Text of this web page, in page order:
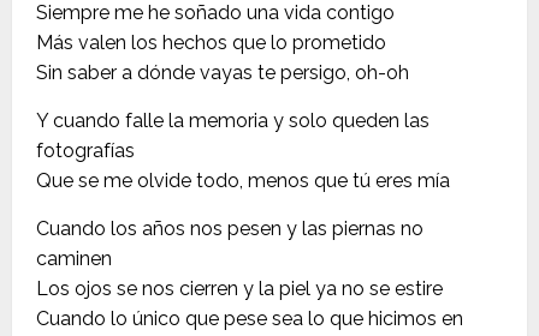
Siempre me he soñado una vida contigo
Más valen los hechos que lo prometido
Sin saber a dónde vayas te persigo, oh-oh
Y cuando falle la memoria y solo queden las
fotografías
Que se me olvide todo, menos que tú eres mía
Cuando los años nos pesen y las piernas no
caminen
Los ojos se nos cierren y la piel ya no se estire
Cuando lo único que pese sea lo que hicimos en